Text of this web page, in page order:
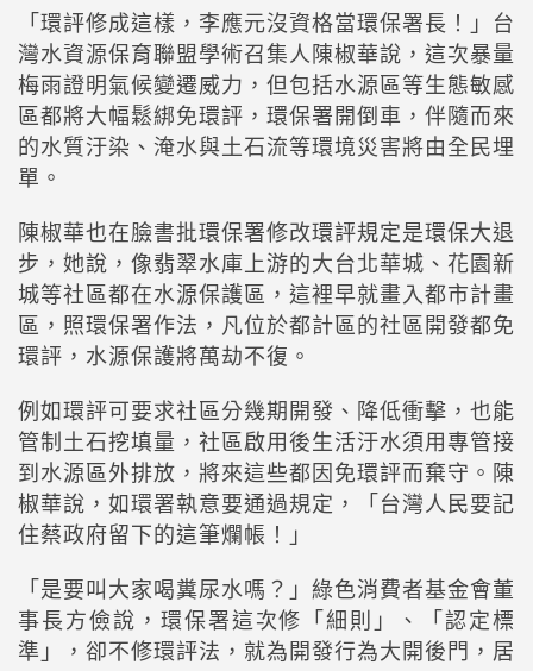
「環評修成這樣，李應元沒資格當環保署長！」台
灣水資源保育聯盟學術召集人陳椒華說，這次暴量
梅雨證明氣候變遷威力，但包括水源區等生態敏感
區都將大幅鬆綁免環評，環保署開倒車，伴隨而來
的水質汙染、淹水與土石流等環境災害將由全民埋
單。
陳椒華也在臉書批環保署修改環評規定是環保大退
步，她說，像翡翠水庫上游的大台北華城、花園新
城等社區都在水源保護區，這裡早就畫入都市計畫
區，照環保署作法，凡位於都計區的社區開發都免
環評，水源保護將萬劫不復。
例如環評可要求社區分幾期開發、降低衝擊，也能
管制土石挖填量，社區啟用後生活汙水須用專管接
到水源區外排放，將來這些都因免環評而棄守。陳
椒華說，如環署執意要通過規定，「台灣人民要記
住蔡政府留下的這筆爛帳！」
「是要叫大家喝糞尿水嗎？」綠色消費者基金會董
事長方儉說，環保署這次修「細則」、「認定標
準」，卻不修環評法，就為開發行為大開後門，居